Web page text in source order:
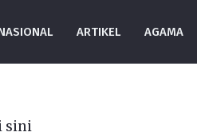
ARTIKEL AGAMA
sini